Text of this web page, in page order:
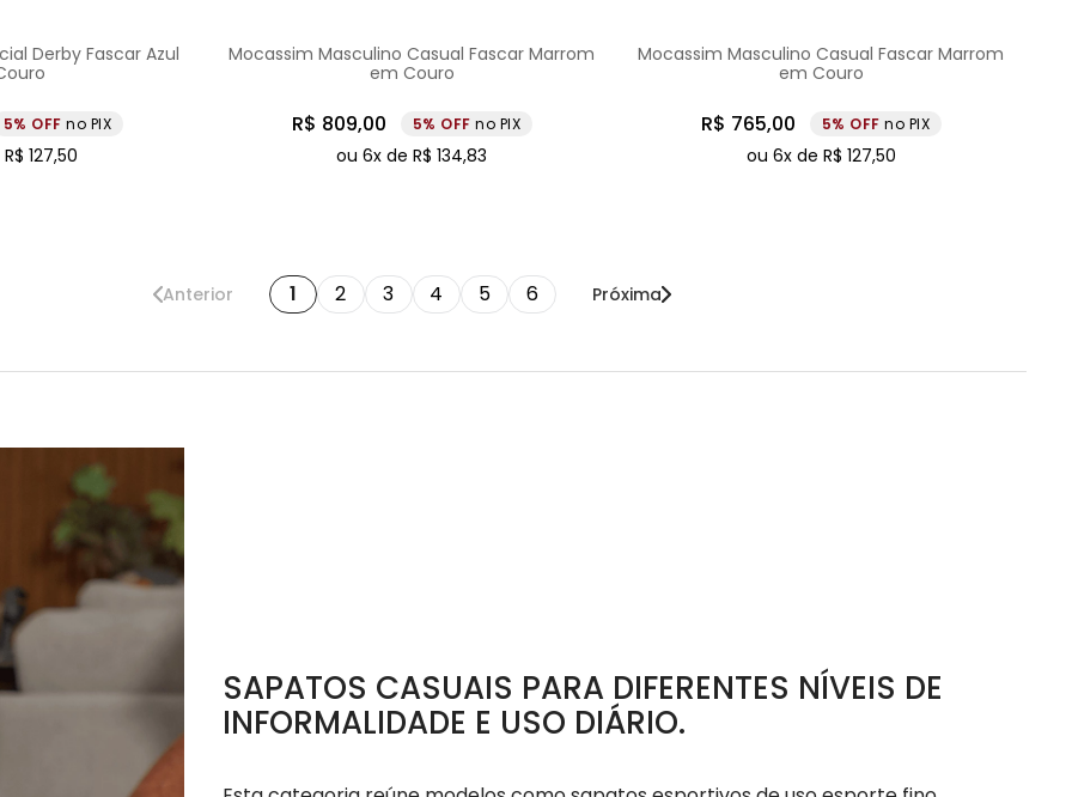
Derby Fascar Azul
5% no PIX
R$ 127,50
Mocassim Masculino Casual Fascar Marrom
em Couro
R$ 809,00 5% no PIX
ou6x deR$ 134,83
Mocassim Masculino Casual Fascar Marrom
em Couro
R$ 765,00 5% no PIX
ou 6x de R$ 127,50
Anterior 1 2 3 4 5 6 Próxima
SAPATOS CASUAIS PARA DIFERENTES NÍVEIS DE
INFORMALIDADE E USO DIÁRIO.